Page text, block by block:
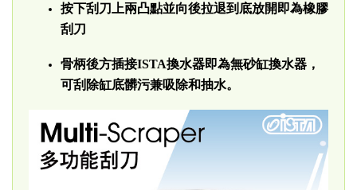
按下刮刀上兩凸點並向後拉退到底放開即為橡膠
刮刀
骨柄後方插接ISTA換水器即為無砂缸換水器，
可刮除缸底髒污兼吸除和抽水。